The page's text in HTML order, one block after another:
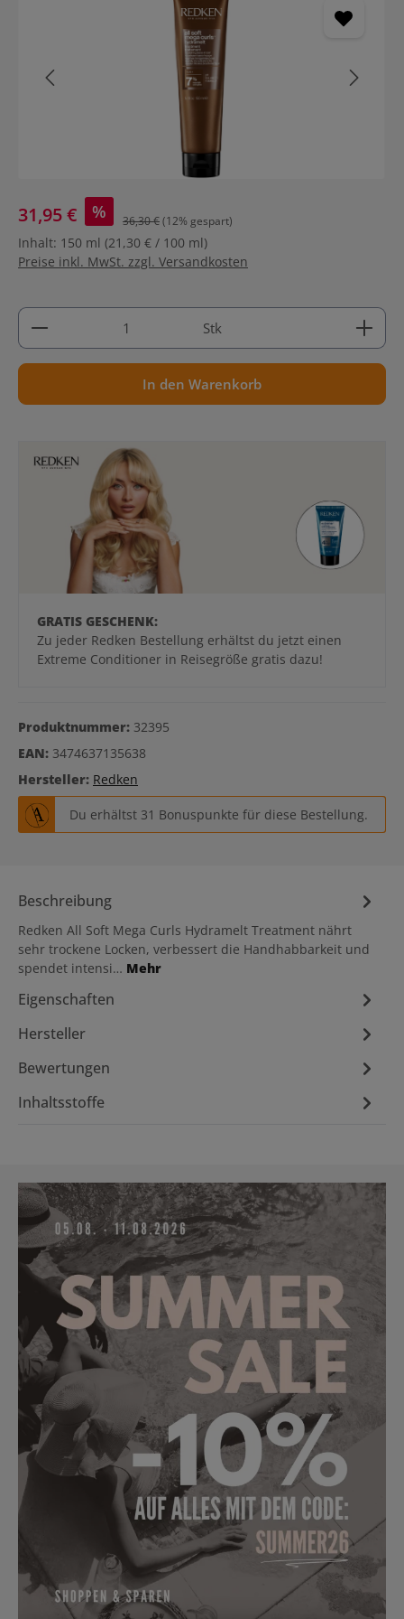
31,95 € % 36,30 €(12% gespart)
Inhalt: 150 ml (21,30 € / 100 ml)
Preise inkl. MwSt. zzgl. Versandkosten
Produkt Anzahl: Gib den gewünschten Wert ein
Stk
In den Warenkorb
GRATIS GESCHENK:
Zu jeder Redken Bestellung erhältst du jetzt einen
Extreme Conditioner in Reisegröße gratis dazu!
Produktnummer: 32395
EAN: 3474637135638
Hersteller: Redken
Du erhältst 31 Bonuspunkte für diese Bestellung.
Beschreibung
Redken All Soft Mega Curls Hydramelt Treatment nährt
sehr trockene Locken, verbessert die Handhabbarkeit und
spendet intensi… Mehr
Eigenschaften
Hersteller
Bewertungen
Inhaltsstoffe